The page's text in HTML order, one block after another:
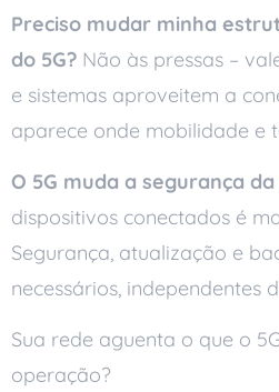
Preciso mudar minha
do 5G? Não às pressas –
e sistemas aproveitem a
aparece onde mobilidade e
O 5G muda a segurança
dispositivos conectados é
Segurança, atualização e
necessários, independentes
Sua rede aguenta o que o
operação?